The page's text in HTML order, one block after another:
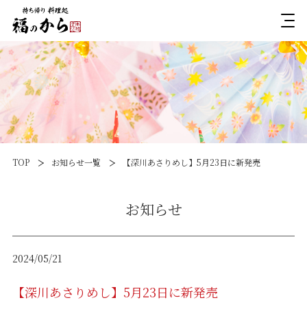
TOP お知らせ一覧 【深川あさりめし】5月23日に新発売
お知らせ
2024/05/21
【深川あさりめし】5月23日に新発売